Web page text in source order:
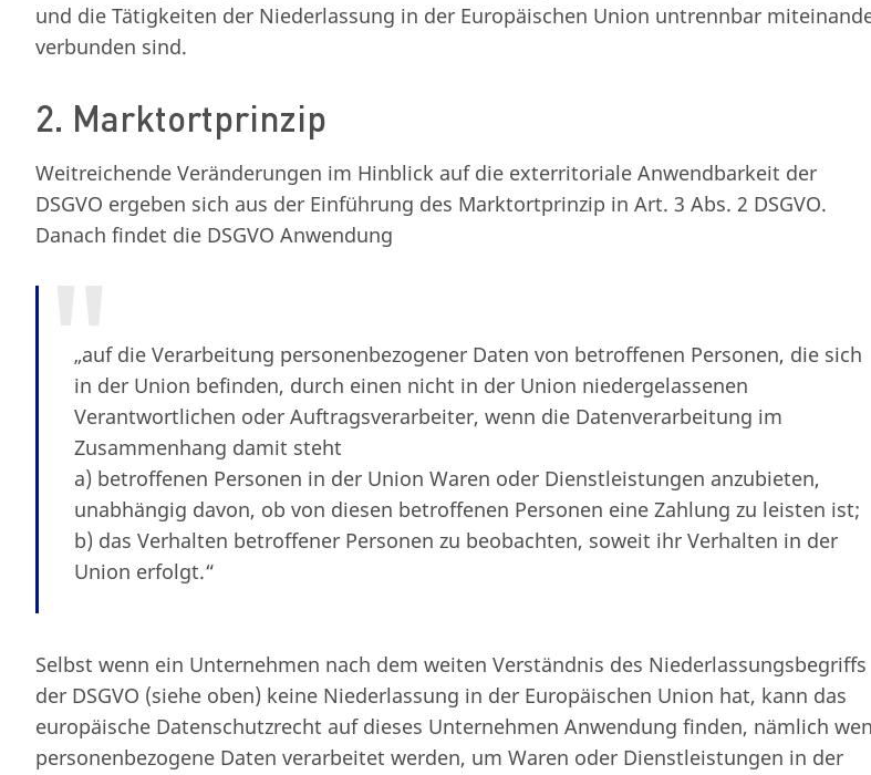
und die Tätigkeiten der Niederlassung in der Europäischen Union untrennbar
verbunden sind.
2. Marktortprinzip
Weitreichende Veränderungen im Hinblick auf die exterritoriale Anwendbarkeit der
DSGVO ergeben sich aus der Einführung des Marktortprinzip in Art. 3 Abs. 2 DSGVO.
Danach findet die DSGVO Anwendung
„auf die Verarbeitung personenbezogener Daten von betroffenen Personen, die sich
in der Union befinden, durch einen nicht in der Union niedergelassenen
Verantwortlichen oder Auftragsverarbeiter, wenn die Datenverarbeitung im
Zusammenhang damit steht
a) betroffenen Personen in der Union Waren oder Dienstleistungen anzubieten,
unabhängig davon, ob von diesen betroffenen Personen eine Zahlung zu leisten ist;
b) das Verhalten betroffener Personen zu beobachten, soweit ihr Verhalten in der
Union erfolgt.“
Selbst wenn ein Unternehmen nach dem weiten Verständnis des Niederlassungsbegriffs
der DSGVO (siehe oben) keine Niederlassung in der Europäischen Union hat, kann das
europäische Datenschutzrecht auf dieses Unternehmen Anwendung finden, nämlich
personenbezogene Daten verarbeitet werden, um Waren oder Dienstleistungen in der